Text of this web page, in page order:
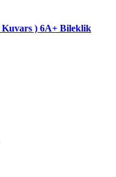
Kuvars ) 6A+ Bileklik